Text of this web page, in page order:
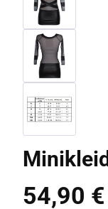
Regulärer Preis:
54,90 €